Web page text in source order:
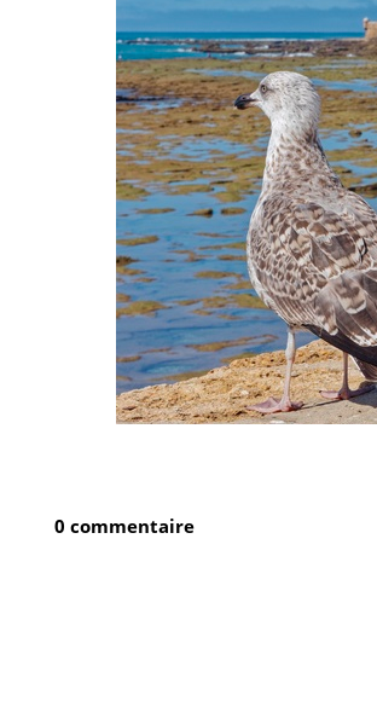
0 commentaire